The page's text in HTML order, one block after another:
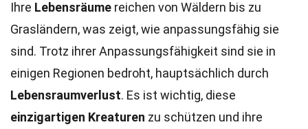
Ihre Lebensräume reichen von Wäldern bis zu
Grasländern, was zeigt, wie anpassungsfähig sie
sind. Trotz ihrer Anpassungsfähigkeit sind sie in
einigen Regionen bedroht, hauptsächlich durch
Lebensraumverlust. Es ist wichtig, diese
einzigartigen Kreaturen zu schützen und ihre